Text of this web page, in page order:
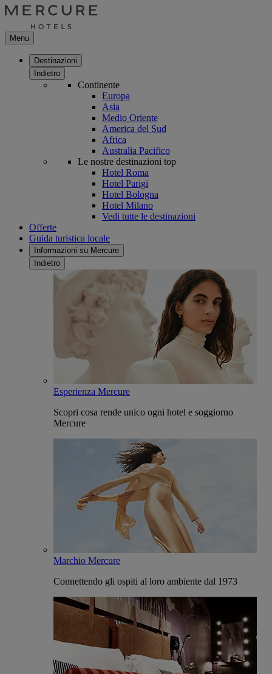
Menu
Destinazioni
Indietro
Continente
Europa
Asia
Medio Oriente
America del Sud
Africa
Australia Pacifico
Le nostre destinazioni top
Hotel Roma
Hotel Parigi
Hotel Bologna
Hotel Milano
Vedi tutte le destinazioni
Offerte
Guida turistica locale
Informazioni su Mercure
Indietro
Esperienza Mercure
Scopri cosa rende unico ogni hotel e soggiorno
Mercure
Marchio Mercure
Connettendo gli ospiti al loro ambiente dal 1973